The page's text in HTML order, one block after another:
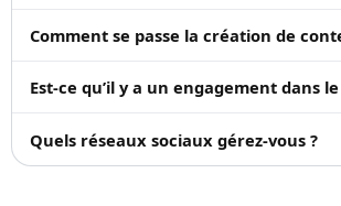
Comment se passe la création de
Est-ce qu’il y a un engagement dans
Quels réseaux sociaux gérez-vous ?